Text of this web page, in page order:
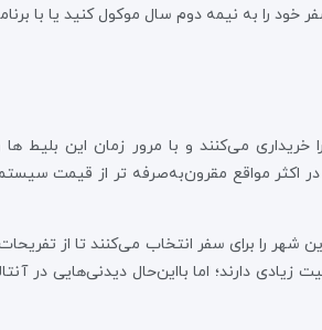
خود را به نیمه دوم سال موکول کنید یا با
می‌کنند و با مرور زمان این بلیط
در اکثر مواقع مقرون‌به‌صرفه تر از قیمت
شهر را برای سفر انتخاب می‌کنند تا از
دارند؛ اما بااین‌حال دیدنی‌هایی در